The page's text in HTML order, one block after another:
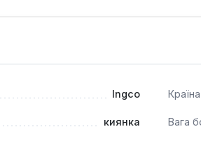
Ingco
киянка Вага